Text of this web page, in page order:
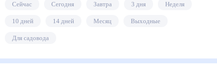
Сейчас Сегодня Завтра 3 дня Неделя
10 дней 14 дней Месяц Выходные
Для садовода